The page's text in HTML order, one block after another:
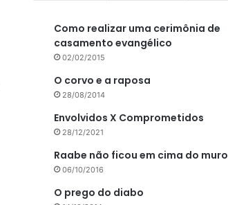
Como realizar uma cerimônia de
casamento evangélico
02/02/2015
O corvo e a raposa
28/08/2014
Envolvidos X Comprometidos
28/12/2021
Raabe não ficou em cima do muro
06/10/2016
O prego do diabo